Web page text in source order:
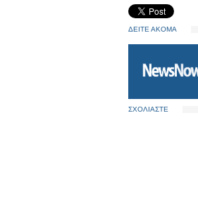
ΔΕΙΤΕ ΑΚΟΜΑ
ΣΧΟΛΙΑΣΤΕ